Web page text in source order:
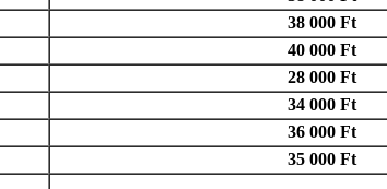
38 000 Ft
40 000 Ft
28 000 Ft
34 000 Ft
36 000 Ft
35 000 Ft